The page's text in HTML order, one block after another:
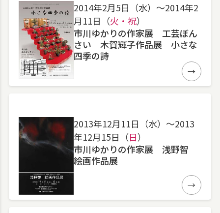
2014年2月5日（水）〜2014年2
月11日（火・祝）
市川ゆかりの作家展 工芸ぼん
さい 木賀輝子作品展 小さな
四季の詩
詳細
2013年12月11日（水）〜2013
年12月15日（日）
市川ゆかりの作家展 浅野智
絵画作品展
詳細